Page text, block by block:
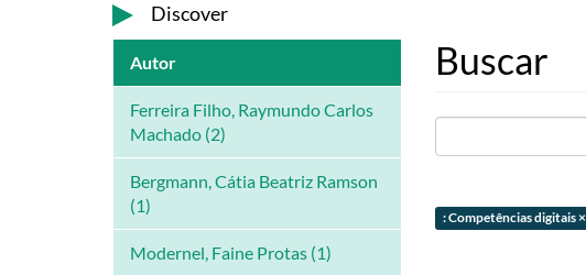
Discover
Autor
Ferreira Filho, Raymundo Carlos
Machado (2)
Bergmann, Cátia Beatriz Ramson
(1)
Modernel, Faine Protas (1)
Buscar
: Competências digitais ×